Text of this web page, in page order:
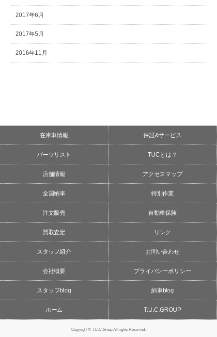
2017年6月
2017年5月
2016年11月
在庫車情報 保証&サービス
パーツリスト TUCとは？
店舗情報 アクセスマップ
全国納車 特別作業
注文販売 自動車保険
買取査定 リンク
スタッフ紹介 お問い合わせ
会社概要 プライバシーポリシー
スタッフblog 納車blog
ホーム T.U.C.GROUP
Copyright © T.U.C.Group All rights Reserved.